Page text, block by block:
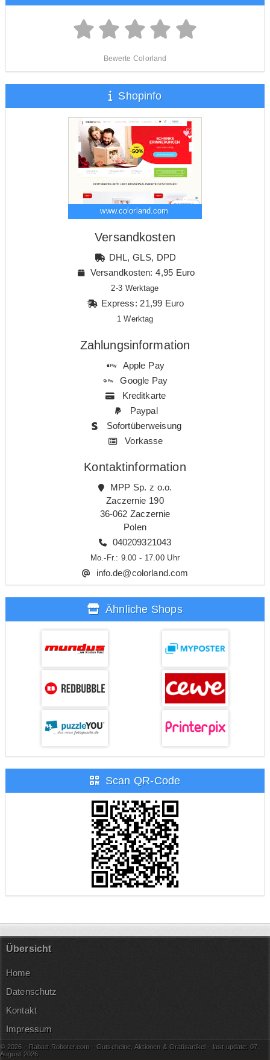
Bewerte Colorland
Shopinfo
www.colorland.com
Versandkosten
DHL, GLS, DPD
Versandkosten: 4,95 Euro
2-3 Werktage
Express: 21,99 Euro
1 Werktag
Zahlungsinformation
Apple Pay
Google Pay
Kreditkarte
Paypal
Sofortüberweisung
Vorkasse
Kontaktinformation
MPP Sp. z o.o.
Zaczernie 190
36-062 Zaczernie
Polen
040209321043
Mo.-Fr.: 9.00 - 17.00 Uhr
info.de@colorland.com
Ähnliche Shops
Scan QR-Code
Übersicht
Home
Datenschutz
Kontakt
Impressum
© 2026 - Rabatt-Roboter.com - Gutscheine, Aktionen & Gratisartikel - last update: 07.
August2026